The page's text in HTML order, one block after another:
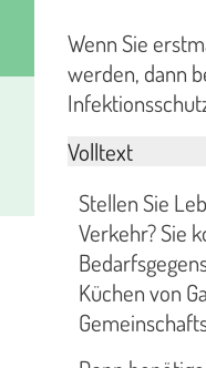
Wenn Sie
werden, dann
Volltext
Stellen Sie
Verkehr? Sie
Küchen von